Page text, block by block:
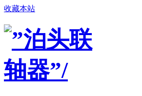
收藏本站